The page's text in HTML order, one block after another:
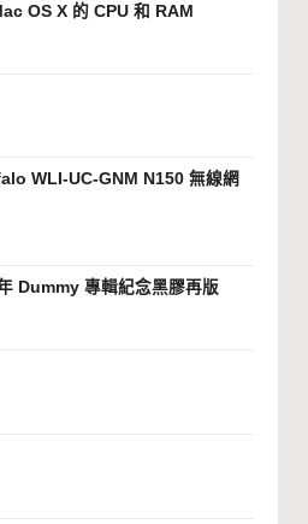
OS X 的 CPU 和 RAM
WLI-UC-GNM N150 無線網
Dummy 專輯紀念黑膠再版